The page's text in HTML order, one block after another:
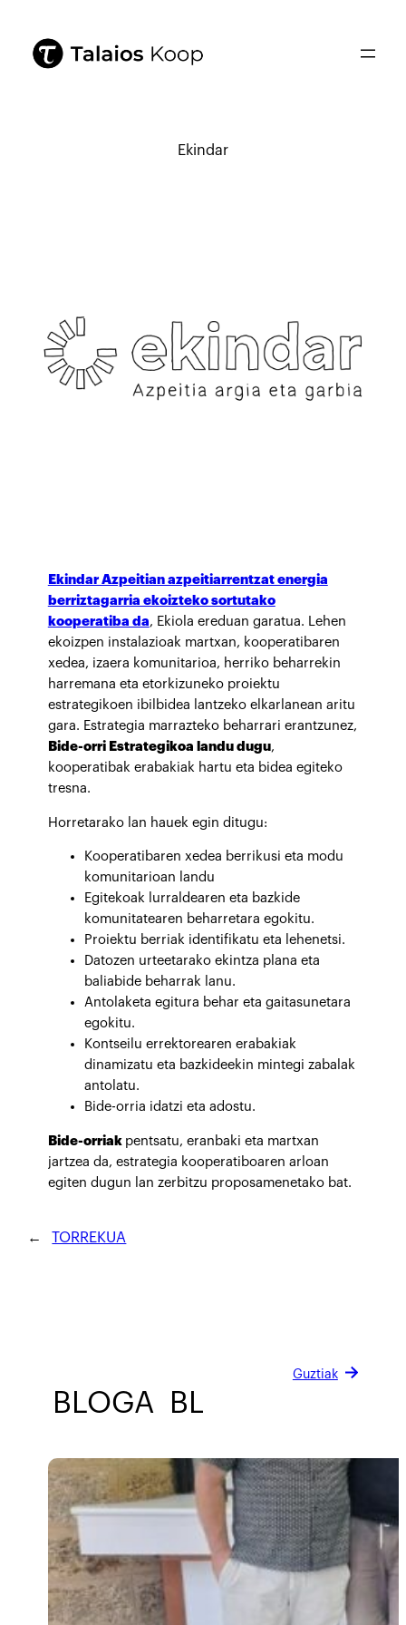
Ekindar
Ekindar Azpeitian azpeitiarrentzat energia
berriztagarria ekoizteko sortutako
kooperatiba da, Ekiola ereduan garatua. Lehen
ekoizpen instalazioak martxan, kooperatibaren
xedea, izaera komunitarioa, herriko beharrekin
harremana eta etorkizuneko proiektu
estrategikoen ibilbidea lantzeko elkarlanean aritu
gara. Estrategia marrazteko beharrari erantzunez,
Bide-orri Estrategikoa landu dugu,
kooperatibak erabakiak hartu eta bidea egiteko
tresna.
Horretarako lan hauek egin ditugu:
Kooperatibaren xedea berrikusi eta modu
komunitarioan landu
Egitekoak lurraldearen eta bazkide
komunitatearen beharretara egokitu.
Proiektu berriak identifikatu eta lehenetsi.
Datozen urteetarako ekintza plana eta
baliabide beharrak lanu.
Antolaketa egitura behar eta gaitasunetara
egokitu.
Kontseilu errektorearen erabakiak
dinamizatu eta bazkideekin mintegi zabalak
antolatu.
Bide-orria idatzi eta adostu.
Bide-orriak pentsatu, eranbaki eta martxan
jartzea da, estrategia kooperatiboaren arloan
egiten dugun lan zerbitzu proposamenetako bat.
← TORREKUA
BLOGA BLOGA
Guztiak